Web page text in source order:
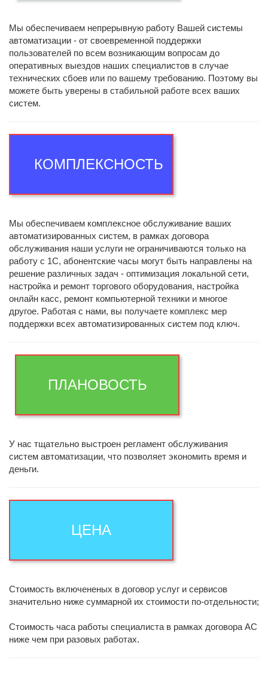
Мы обеспечиваем непрерывную работу Вашей системы
автоматизации - от своевременной поддержки
пользователей по всем возникающим вопросам до
оперативных выездов наших специалистов в случае
технических сбоев или по вашему требованию. Поэтому вы
можете быть уверены в стабильной работе всех ваших
систем.
КОМПЛЕКСНОСТЬ
Мы обеспечиваем комплексное обслуживание ваших
автоматизированных систем, в рамках договора
обслуживания наши услуги не ограничиваются только на
работу с 1С, абонентские часы могут быть направлены на
решение различных задач - оптимизация локальной сети,
настройка и ремонт торгового оборудования, настройка
онлайн касс, ремонт компьютерной техники и многое
другое. Работая с нами, вы получаете комплекс мер
поддержки всех автоматизированных систем под ключ.
У нас тщательно выстроен регламент обслуживания
систем автоматизации, что позволяет экономить время и
деньги.
ПЛАНОВОСТЬ
ЦЕНА
Стоимость включененых в договор услуг и сервисов
значительно ниже суммарной их стоимости по-отдельности;
Стоимость часа работы специалиста в рамках договора АС
ниже чем при разовых работах.